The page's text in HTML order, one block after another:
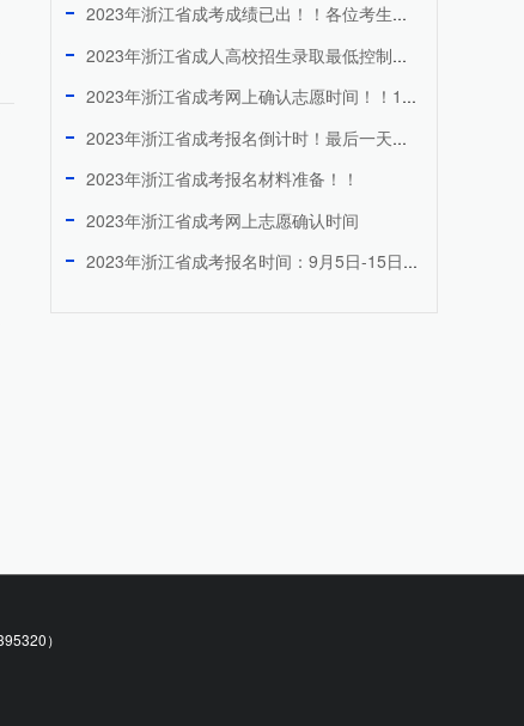
2023年浙江省成考成绩已出！！各位考生快来看看吧！
2023年浙江省成人高校招生录取最低控制分数线！！！
2023年浙江省成考网上确认志愿时间！！11月25日！！
2023年浙江省成考报名倒计时！最后一天！！！
2023年浙江省成考报名材料准备！！
2023年浙江省成考网上志愿确认时间
2023年浙江省成考报名时间：9月5日-15日！！
）